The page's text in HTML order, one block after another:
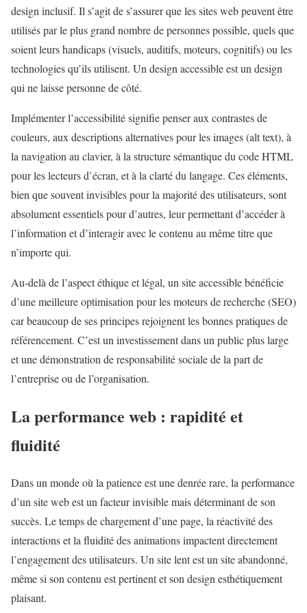
design inclusif. Il s’agit de s’assurer que les sites web peuvent être
utilisés par le plus grand nombre de personnes possible, quels que
soient leurs handicaps (visuels, auditifs, moteurs, cognitifs) ou les
technologies qu’ils utilisent. Un design accessible est un design
qui ne laisse personne de côté.
Implémenter l’accessibilité signifie penser aux contrastes de
couleurs, aux descriptions alternatives pour les images (alt text), à
la navigation au clavier, à la structure sémantique du code HTML
pour les lecteurs d’écran, et à la clarté du langage. Ces éléments,
bien que souvent invisibles pour la majorité des utilisateurs, sont
absolument essentiels pour d’autres, leur permettant d’accéder à
l’information et d’interagir avec le contenu au même titre que
n’importe qui.
Au-delà de l’aspect éthique et légal, un site accessible bénéficie
d’une meilleure optimisation pour les moteurs de recherche (SEO)
car beaucoup de ses principes rejoignent les bonnes pratiques de
référencement. C’est un investissement dans un public plus large
et une démonstration de responsabilité sociale de la part de
l’entreprise ou de l’organisation.
La performance web : rapidité et
fluidité
Dans un monde où la patience est une denrée rare, la performance
d’un site web est un facteur invisible mais déterminant de son
succès. Le temps de chargement d’une page, la réactivité des
interactions et la fluidité des animations impactent directement
l’engagement des utilisateurs. Un site lent est un site abandonné,
même si son contenu est pertinent et son design esthétiquement
plaisant.